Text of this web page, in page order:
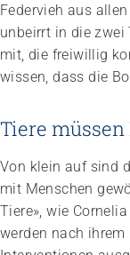
Federvieh aus
unbeirrt in die zwei
mit, die freiwillig
wissen, dass die
Tiere
Von klein auf sind
mit Menschen
Tiere», wie
werden nach